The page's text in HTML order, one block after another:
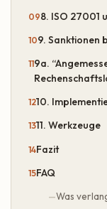
8. ISO 27001
9. Sanktionen
9a.
10.
11. Werkzeuge
Fazit
FAQ
Was